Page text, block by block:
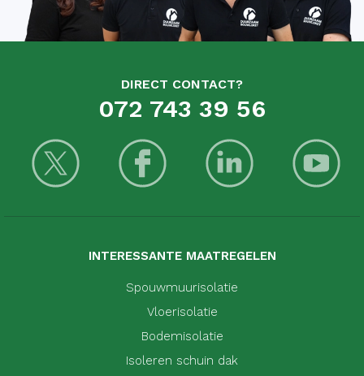
DIRECT CONTACT?
072 743 39 56
INTERESSANTE MAATREGELEN
Spouwmuurisolatie
Vloerisolatie
Bodemisolatie
Isoleren schuin dak